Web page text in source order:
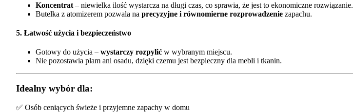
Koncentrat – niewielka ilość wystarcza na długi czas, co sprawia, że jest to ekonomiczne rozwiązanie.
Butelka z atomizerem pozwala na precyzyjne i równomierne rozprowadzenie zapachu.
5. Łatwość użycia i bezpieczeństwo
Gotowy do użycia – wystarczy rozpylić w wybranym miejscu.
Nie pozostawia plam ani osadu, dzięki czemu jest bezpieczny dla mebli i tkanin.
Idealny wybór dla:
✅ Osób ceniących świeże i przyjemne zapachy w domu